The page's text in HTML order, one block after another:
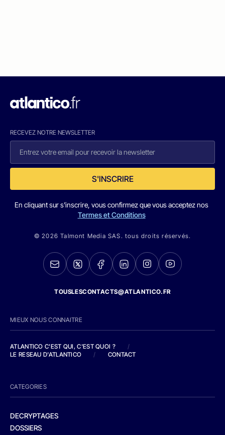
RECEVEZ NOTRE NEWSLETTER
S'INSCRIRE
En cliquant sur s'inscrire, vous confirmez que vous acceptez nos
Termes et Conditions
© 2026 Talmont Media SAS. tous droits réservés.
TOUSLESCONTACTS@ATLANTICO.FR
MIEUX NOUS CONNAITRE
ATLANTICO C'EST QUI, C'EST QUOI ?
/
LE RESEAU D'ATLANTICO
/ CONTACT
CATEGORIES
DECRYPTAGES
DOSSIERS